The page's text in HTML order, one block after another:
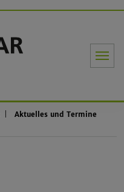
Aktuelles und Termine